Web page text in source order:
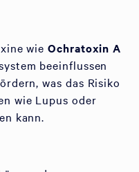
wieOchratoxin A
beeinflussen
was das Risiko
wie Lupus oder
kann.